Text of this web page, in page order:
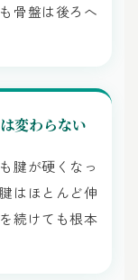
骨盤は後ろへ
変わらない
腱が硬くなっ
はほとんど伸
続けても根本